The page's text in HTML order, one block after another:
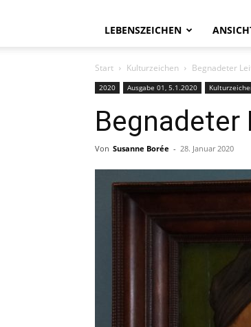
LEBENSZEICHEN
Start Kulturzeichen Begnadeter
2020 Ausgabe 01, 5.1.2020
Begnadeter
Von Susanne Borée - 28. Januar 2020